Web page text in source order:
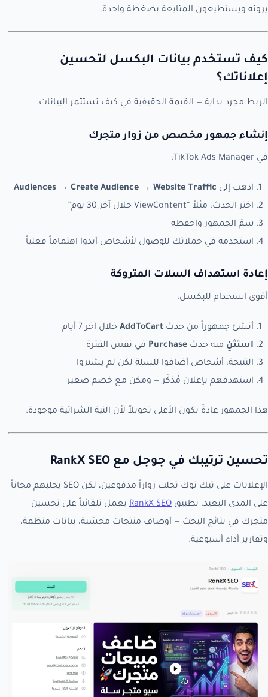
يرونه ويستطيعون المتابعة بضغطة واحدة.
كيف تستخدم بيانات البكسل لتحسين
إعلاناتك؟
الربط مجرد بداية — القيمة الحقيقية في كيف تستثمر البيانات.
إنشاء جمهور مخصص من زوار متجرك
في TikTok Ads Manager:
اذهب إلى Audiences → Create Audience → Website Traffic
اختر الحدث: مثلاً “ViewContent خلال آخر 30 يوم”
سمّ الجمهور واحفظه
استخدمه في حملاتك للوصول لأشخاص أبدوا اهتماماً فعلياً
إعادة استهداف السلات المتروكة
أقوى استخدام للبكسل:
أنشئ جمهوراً من حدث AddToCart خلال آخر 7 أيام
استثنِ منه حدث Purchase في نفس الفترة
النتيجة: أشخاص أضافوا للسلة لكن لم يشتروا
استهدفهم بإعلان مُذكّر — ومكن مع خصم صغير
هذا الجمهور عادةً يكون الأعلى تحويلاً لأن النية الشرائية موجودة.
تحسين ترتيبك في جوجل مع RankX SEO
الإعلانات على تيك توك تجلب زواراً مدفوعين، لكن SEO يجلبهم مجاناً
على المدى البعيد. تطبيق RankX SEO يعمل تلقائياً على تحسين
متجرك في نتائج البحث — أوصاف منتجات محسّنة، بيانات منظمة،
وتقارير أداء أسبوعية.